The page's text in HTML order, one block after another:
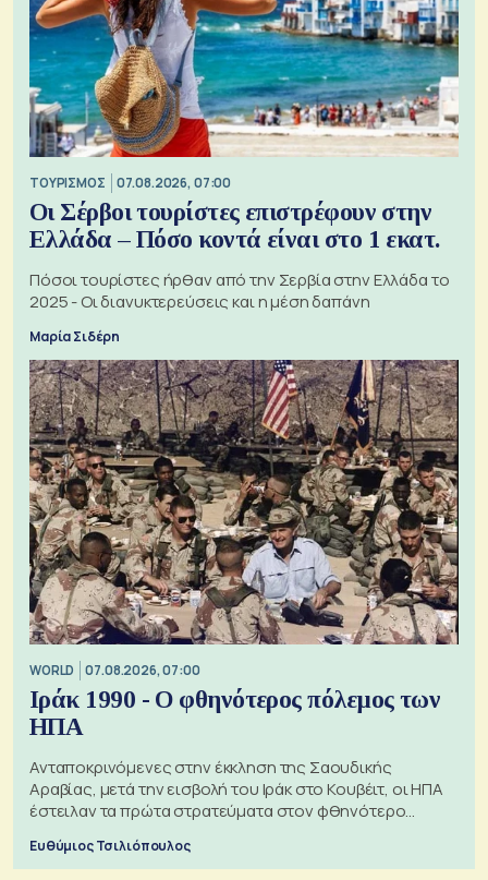
ΤΟΥΡΙΣΜΟΣ 07.08.2026, 07:00
Οι Σέρβοι τουρίστες επιστρέφουν στην
Ελλάδα – Πόσο κοντά είναι στο 1 εκατ.
Πόσοι τουρίστες ήρθαν από την Σερβία στην Ελλάδα το
2025 - Οι διανυκτερεύσεις και η μέση δαπάνη
Μαρία Σιδέρη
WORLD 07.08.2026, 07:00
Ιράκ 1990 - Ο φθηνότερος πόλεμος των
ΗΠΑ
Ανταποκρινόμενες στην έκκληση της Σαουδικής
Αραβίας, μετά την εισβολή του Ιράκ στο Κουβέιτ, οι ΗΠΑ
έστειλαν τα πρώτα στρατεύματα στον φθηνότερο
Ευθύμιος Τσιλιόπουλος